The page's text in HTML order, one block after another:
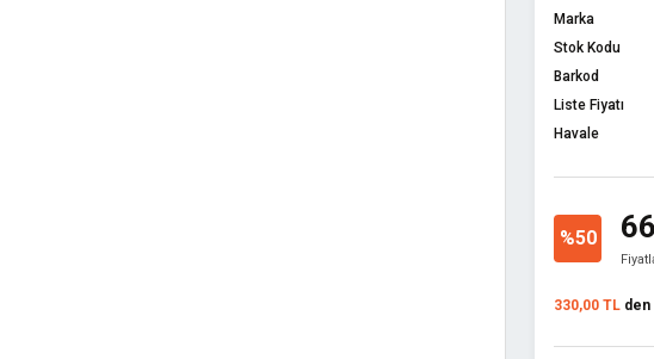
Marka
Stok Kodu
Barkod
Liste Fiyatı
Havale
%50
330,00 TL den